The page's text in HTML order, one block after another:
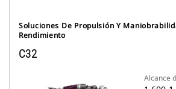
Soluciones De Propulsión Y
Rendimiento
C32
Alcance